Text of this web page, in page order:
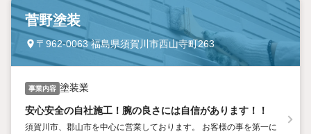
菅野塗装
〒962-0063 福島県須賀川市西山寺町263
事業内容 塗装業
安心安全の自社施工！腕の良さには自信があります！！
須賀川市、郡山市を中心に営業しております。 お客様の事を第一に